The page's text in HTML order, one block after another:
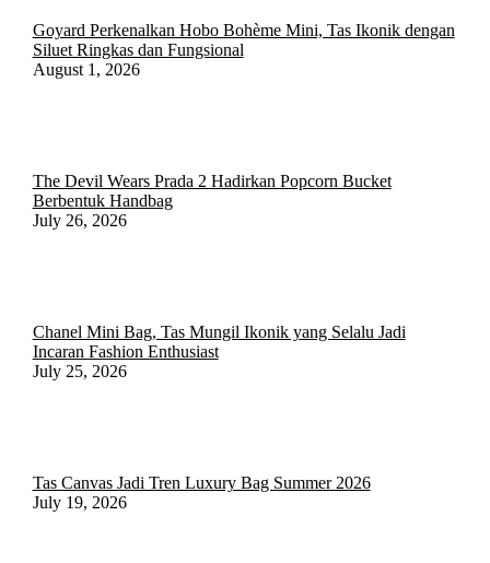
Goyard Perkenalkan Hobo Bohème Mini, Tas Ikonik dengan
Siluet Ringkas dan Fungsional
August 1, 2026
The Devil Wears Prada 2 Hadirkan Popcorn Bucket
Berbentuk Handbag
July 26, 2026
Chanel Mini Bag, Tas Mungil Ikonik yang Selalu Jadi
Incaran Fashion Enthusiast
July 25, 2026
Tas Canvas Jadi Tren Luxury Bag Summer 2026
July 19, 2026